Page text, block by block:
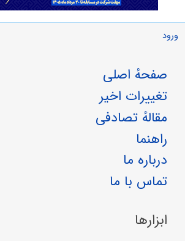
كمك به گرسنگان تشويق كنيم. «وَ لا يَحُضُّ عَلى‌
11- رسيدگى به فقرا شرط ندارد كه فقير، مؤمن
طَعامِ الْمِسْكِينِ»ورود
صفحهٔ اصلی
تغییرات اخیر
مقالهٔ تصادفی
راهنما
درباره ما
تماس با ما
ابزارها